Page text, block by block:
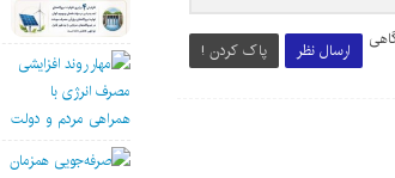
ارسال نظر پاک کردن !